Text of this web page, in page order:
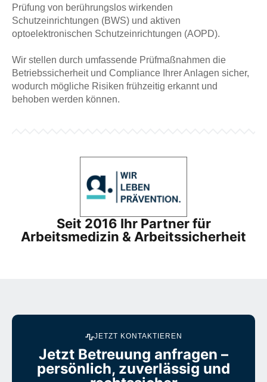
Prüfung von berührungslos wirkenden
Schutzeinrichtungen (BWS) und aktiven
optoelektronischen Schutzeinrichtungen (AOPD).
Wir stellen durch umfassende Prüfmaßnahmen die
Betriebssicherheit und Compliance Ihrer Anlagen sicher,
wodurch mögliche Risiken frühzeitig erkannt und
behoben werden können.
Seit 2016 Ihr Partner für
Arbeitsmedizin & Arbeitssicherheit
JETZT KONTAKTIEREN
Jetzt Betreuung anfragen –
persönlich, zuverlässig und